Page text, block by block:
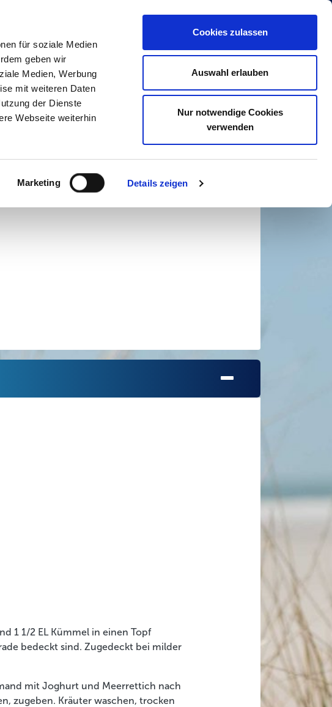
für soziale Medien
geben wir
Medien, Werbung
mit weiteren Daten
der Dienste
Webseite weiterhin
Marketing Details zeigen
Cookies zulassen
Auswahl erlauben
Nur notwendige Cookies
verwenden
Kontakt
Kümmel-Kartoffeln mit
Dip
Von wegen! Probieren Sie mal diese
1 1/2 EL Kümmel in einen Topf
bedeckt sind. Zugedeckt bei milder
mit Joghurt und Meerrettich nach
zugeben. Kräuter waschen, trocken